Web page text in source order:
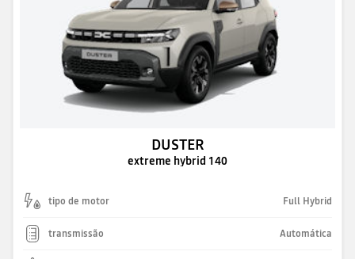
DUSTER
extreme hybrid 140
tipo de motor Full Hybrid
transmissão Automática